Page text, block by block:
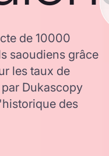
de 10000
saoudiens grâce
les taux de
Dukascopy
des